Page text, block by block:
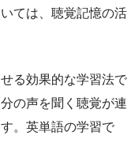
ては、聴覚記憶の活
る効果的な学習法で
の声を聞く聴覚が連
。英単語の学習で